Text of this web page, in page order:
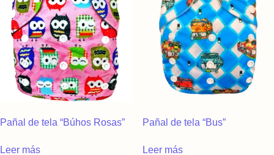
Pañal de tela “Búhos Rosas”
Leer más
Pañal de tela “Bus”
Leer más